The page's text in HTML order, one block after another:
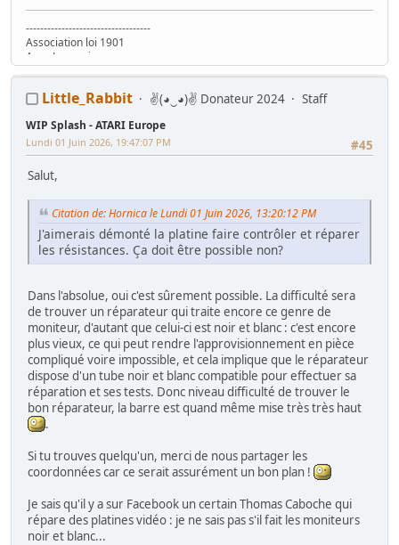
-----------------------------------
Association loi 1901
Asso Lyonnaise
www.ARCADEINTHEBOX.com
Little_Rabbit ✌(◕‿◕)✌ Donateur 2024 Staff
WIP Splash - ATARI Europe
#45
Lundi 01 Juin 2026, 19:47:07 PM
Salut,
Citation de: Hornica le Lundi 01 Juin 2026, 13:20:12 PM
J'aimerais démonté la platine faire contrôler et réparer
les résistances. Ça doit être possible non?
Dans l'absolue, oui c'est sûrement possible. La difficulté sera
de trouver un réparateur qui traite encore ce genre de
moniteur, d'autant que celui-ci est noir et blanc : c'est encore
plus vieux, ce qui peut rendre l'approvisionnement en pièce
compliqué voire impossible, et cela implique que le réparateur
dispose d'un tube noir et blanc compatible pour effectuer sa
réparation et ses tests. Donc niveau difficulté de trouver le
bon réparateur, la barre est quand même mise très très haut
.
Si tu trouves quelqu'un, merci de nous partager les
coordonnées car ce serait assurément un bon plan !
Je sais qu'il y a sur Facebook un certain Thomas Caboche qui
répare des platines vidéo : je ne sais pas s'il fait les moniteurs
noir et blanc...